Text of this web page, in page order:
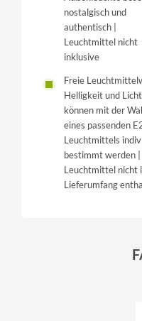
nostalgisch und
authentisch |
Leuchtmittel nicht
inklusive
Freie
Helligkeit und
können mit der
eines passenden
Leuchtmittels
bestimmt werden |
Leuchtmittel nicht
Lieferumfang